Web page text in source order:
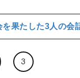
を果たした3人の会
3